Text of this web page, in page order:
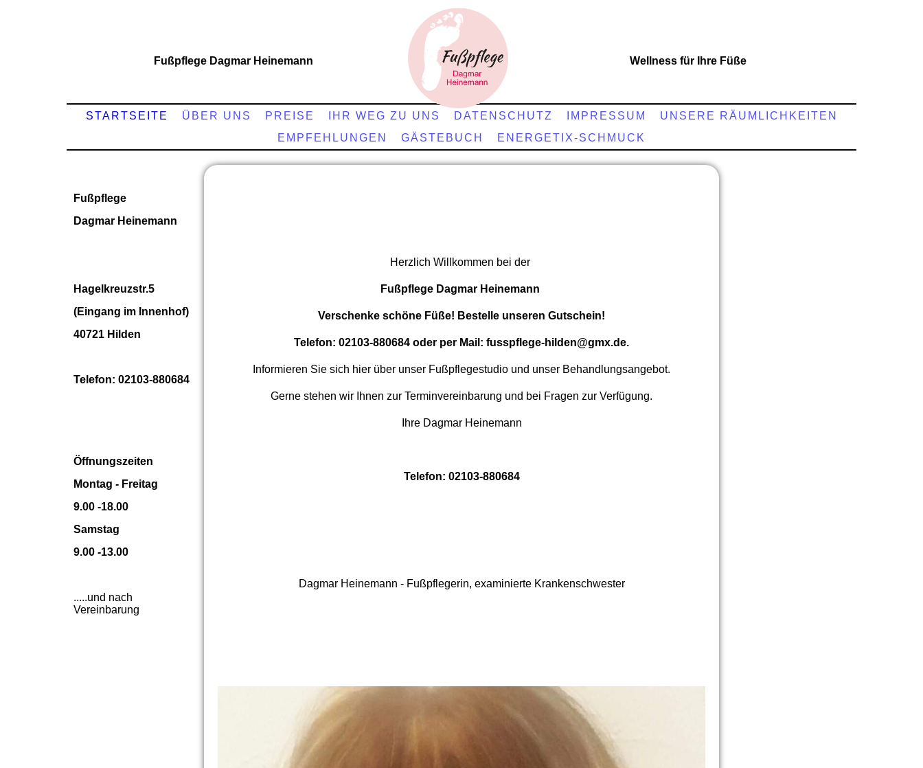
Fußpflege Dagmar Heinemann Wellness für Ihre Füße
STARTSEITE ÜBER UNS PREISE IHR WEG ZU UNS DATENSCHUTZ IMPRESSUM
UNSERE RÄUMLICHKEITEN
EMPFEHLUNGEN
GÄSTEBUCH ENERGETIX-SCHMUCK
Herzlich Willkommen bei der
Fußpflege Dagmar Heinemann
Verschenke schöne Füße! Bestelle unseren Gutschein!
Telefon: 02103-880684 oder per Mail: fusspflege-hilden@gmx.de.
Informieren Sie sich hier über unser Fußpflegestudio und unser Behandlungsangebot.
Gerne stehen wir Ihnen zur Terminvereinbarung und bei Fragen zur Verfügung.
Ihre Dagmar Heinemann
Telefon: 02103-880684
Dagmar Heinemann - Fußpflegerin, examinierte Krankenschwester
Fußpflege
Dagmar Heinemann
Hagelkreuzstr.5
(Eingang im Innenhof)
40721 Hilden
Telefon: 02103-880684
Öffnungszeiten
Montag - Freitag
9.00 -18.00
Samstag
9.00 -13.00
.....und nach
Vereinbarung